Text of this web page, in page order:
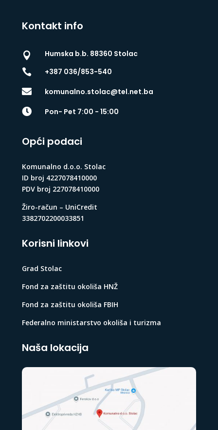
Kontakt info

Humska b.b. 88360 Stolac

+387 036/853-540
 komunalno.stolac@tel.net.ba
 Pon- Pet 7:00 - 15:00
Opći podaci
Komunalno d.o.o. Stolac
ID broj 4227078410000
PDV broj 227078410000
Žiro-račun – UniCredit
3382702200033851
Korisni linkovi
Grad Stolac
Fond za zaštitu okoliša HNŽ
Fond za zaštitu okoliša FBIH
Federalno ministarstvo okoliša i turizma
Naša lokacija